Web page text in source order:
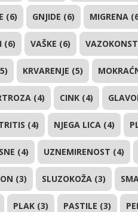
(6) GNJIDE (6) MIGRENA
(6) VAŠKE (6)
KRVARENJE (5)
(4) CINK (4)
(4) NJEGA LICA (4)
(4) UZNEMIRENOST (4)
(3) SLUZOKOŽA (3)
PLAK (3) PASTILE (3)